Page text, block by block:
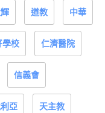
道教 中華
學校 仁濟醫院
信義會
亞 天主教